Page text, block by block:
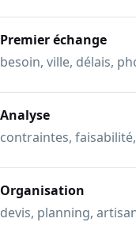
Premier échange
besoin, ville, délais,
Analyse
contraintes,
Organisation
devis, planning,